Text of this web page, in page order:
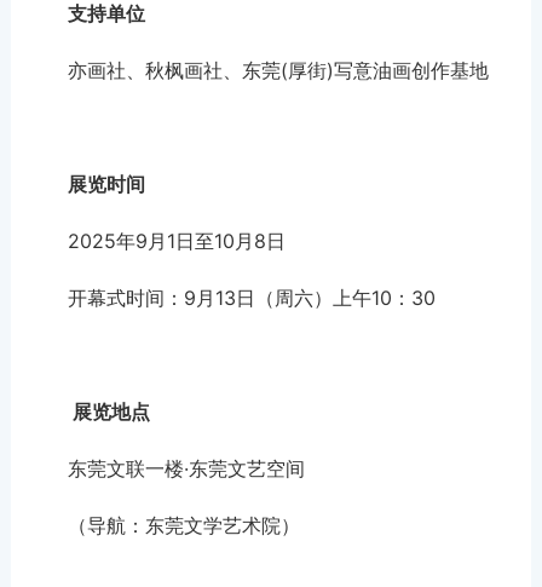
支持单位
亦画社、秋枫画社、东莞(厚街)写意油画创作基地
展览时间
2025年9月1日至10月8日
开幕式时间：9月13日（周六）上午10：30
展览地点
东莞文联一楼·东莞文艺空间
（导航：东莞文学艺术院）